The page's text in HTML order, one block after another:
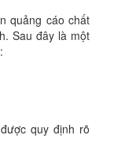
quảng cáo chất
Sau đây là một
quy định rõ